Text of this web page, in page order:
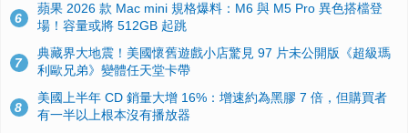
6
蘋果 2026 款 Mac mini 規格爆料：M6 與 M5 Pro 異色搭檔登
場！容量或將 512GB 起跳
7
典藏界大地震！美國懷舊遊戲小店驚見 97 片未公開版《超級瑪
利歐兄弟》變體任天堂卡帶
8
美國上半年 CD 銷量大增 16%：增速約為黑膠 7 倍，但購買者
有一半以上根本沒有播放器